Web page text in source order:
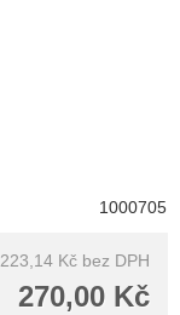
1000705
223,14 Kč bez DPH
270,00 Kč